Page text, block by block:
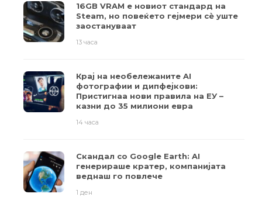
16GB VRAM е новиот стандард на
Steam, но повеќето гејмери ​​сè уште
заостануваат
13 часа
Крај на необележаните AI
фотографии и дипфејкови:
Пристигнаа нови правила на ЕУ –
казни до 35 милиони евра
14 часа
Скандал со Google Earth: AI
генерираше кратер, компанијата
веднаш го повлече
1 ден